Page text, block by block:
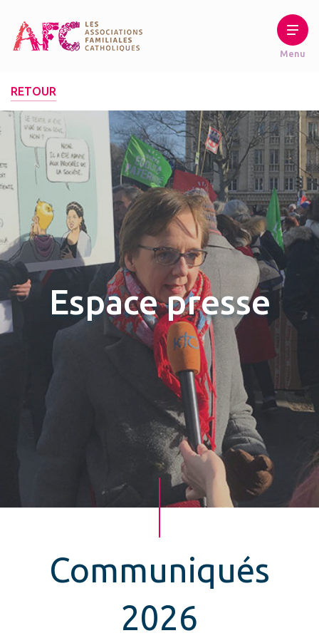
RETOUR
Espace presse
Communiqués
2026